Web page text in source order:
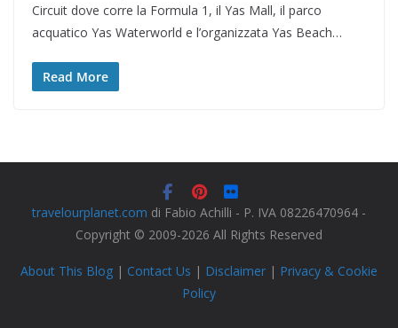
Circuit dove corre la Formula 1, il Yas Mall, il parco
acquatico Yas Waterworld e l’organizzata Yas Beach…
Read More
travelourplanet.com di Fabio Achilli - P. IVA 08226470964 -
Copyright © 2009-2026 All Rights Reserved
About This Blog | Contact Us | Disclaimer | Privacy & Cookie
Policy